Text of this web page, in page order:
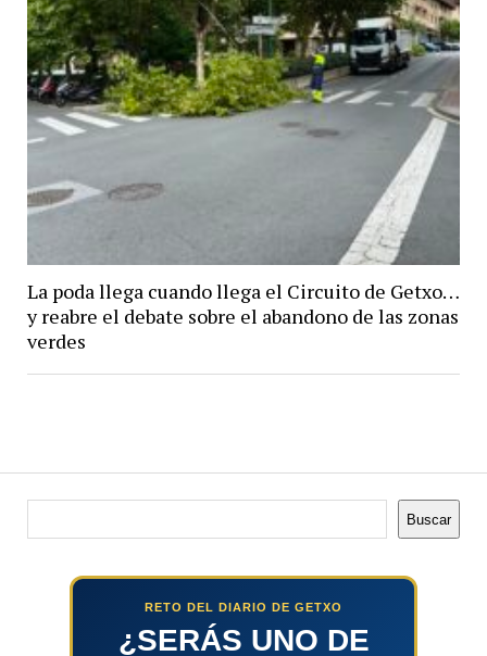
La poda llega cuando llega el Circuito de Getxo…
y reabre el debate sobre el abandono de las zonas
verdes
Buscar
RETO DEL DIARIO DE GETXO
¿SERÁS UNO DE